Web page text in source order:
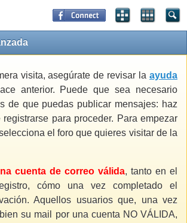
visita, asegúrate de revisar la ayuda
anterior. Puede que sea necesario
de que puedas publicar mensajes: haz
para proceder. Para empezar
el foro que quieres visitar de la
cuenta de correo válida, tanto en el
cómo una vez completado el
Aquellos usuarios que, una vez
su mail por una cuenta NO VÁLIDA,